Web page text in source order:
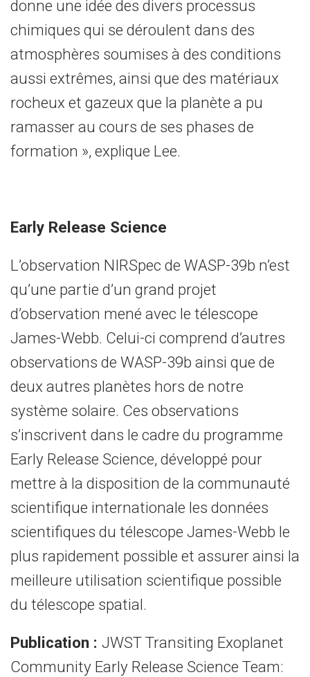
donne une idée des divers processus
chimiques qui se déroulent dans des
atmosphères soumises à des conditions
aussi extrêmes, ainsi que des matériaux
rocheux et gazeux que la planète a pu
ramasser au cours de ses phases de
formation », explique Lee.
Early Release Science
L’observation NIRSpec de WASP-39b n’est
qu’une partie d’un grand projet
d’observation mené avec le télescope
James-Webb. Celui-ci comprend d’autres
observations de WASP-39b ainsi que de
deux autres planètes hors de notre
système solaire. Ces observations
s’inscrivent dans le cadre du programme
Early Release Science, développé pour
mettre à la disposition de la communauté
scientifique internationale les données
scientifiques du télescope James-Webb le
plus rapidement possible et assurer ainsi la
meilleure utilisation scientifique possible
du télescope spatial.
Publication : JWST Transiting Exoplanet
Community Early Release Science Team: